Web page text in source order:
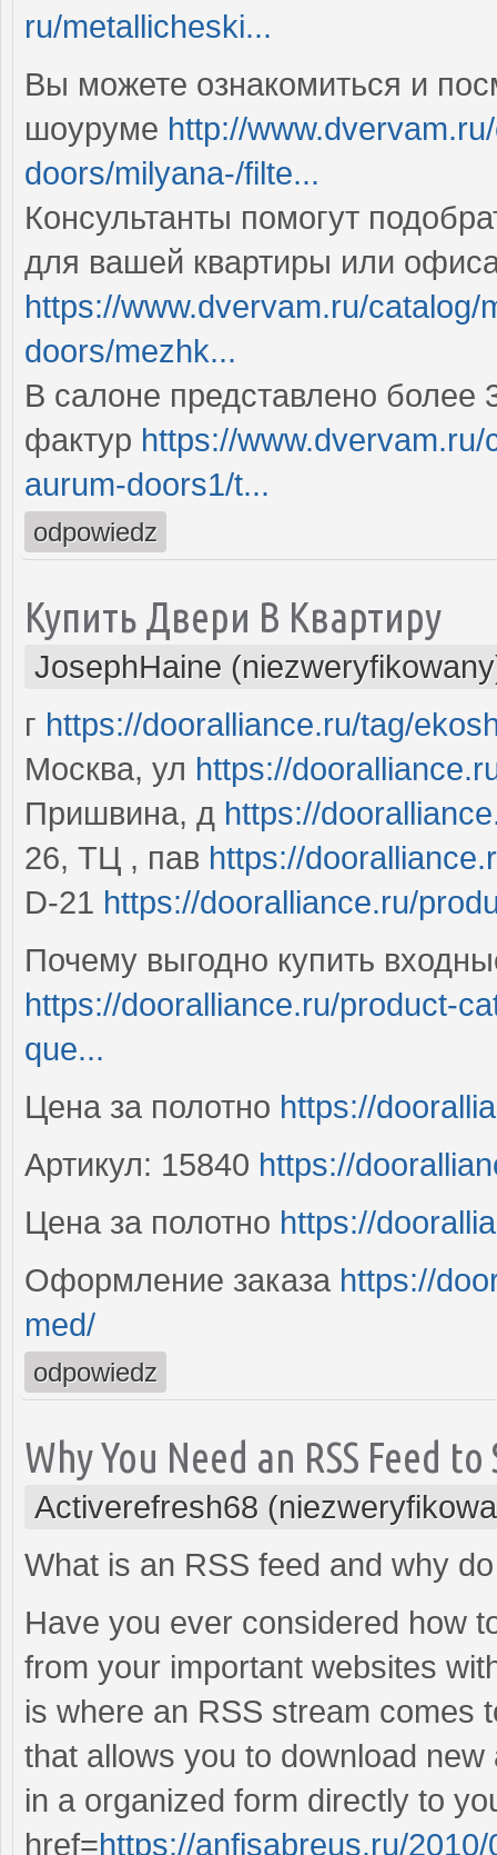
ru/metallicheski...
Вы можете ознакомиться и
шоуруме http://
doors/milyana-/filte...
Консультанты помогут
для вашей квартиры или
https://www.dvervam.ru/
doors/mezhk...
В салоне представлено более
фактур https://
aurum-doors1/t...
odpowiedz
Купить Двери В Квартиру
JosephHaine
г https://dooralliance.ru/tag/
Москва, ул https://
Пришвина, д https://
26, ТЦ , пав https://
D-21 https://dooralliance.ru/
Почему выгодно купить
https://dooralliance.ru/product-
que...
Цена за полотно https://
Артикул: 15840 https://
Цена за полотно https://
Оформление заказа https://
med/
odpowiedz
Why You Need an RSS Feed
Activerefresh68
What is an RSS feed and why
Have you ever considered how
from your important websites
is where an RSS stream comes
that allows you to download
in a organized form directly to
href=https://anfisabreus.ru/